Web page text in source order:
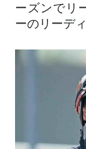
ーズンでリ
ーのリーデ